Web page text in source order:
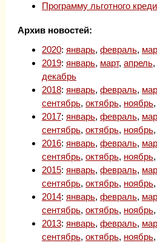
Программу льготного
Архив новостей:
2020: январь, февраль,
2019: январь, март, апрель,
декабрь
2018: январь, февраль,
сентябрь, октябрь, ноябрь
2017: январь, февраль,
сентябрь, октябрь, ноябрь
2016: январь, февраль,
сентябрь, октябрь, ноябрь
2015: январь, февраль,
сентябрь, октябрь, ноябрь
2014: январь, февраль,
сентябрь, октябрь, ноябрь
2013: январь, февраль,
сентябрь, октябрь, ноябрь